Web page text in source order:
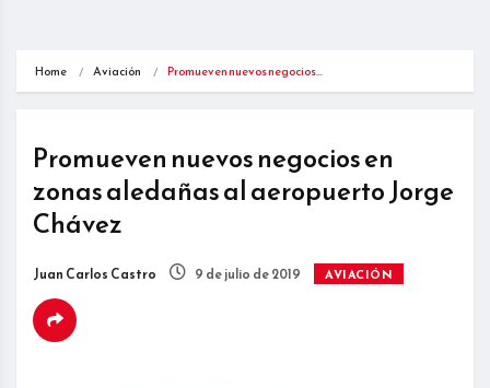
Home Aviación Promueven nuevos negocios…
Promueven nuevos negocios en
zonas aledañas al aeropuerto Jorge
Chávez
Juan Carlos Castro 9 de julio de 2019 AVIACIÓN